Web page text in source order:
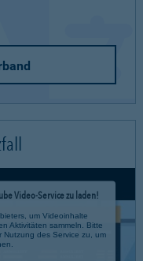
Video-Service zu laden!
um Videoinhalte
Aktivitäten sammeln. Bitte
Nutzung des Service zu, um